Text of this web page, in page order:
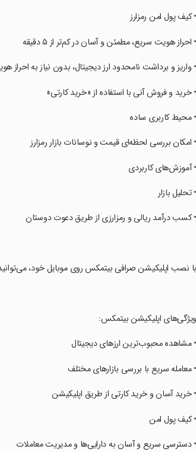
‏• کیف پول امن رمزارز
‏• احراز هویت سریع، مطمئن و آسان در کم‌تر از ۵ دقیقه
‏• واریز و برداشت نامحدود ارز دیجیتال، بدون نیاز به احراز
‏• خرید و فروش آنی با استفاده از «خرید کارتی»
‏• محیط کاربری ساده
‏• امکان بررسی لحظه‌ای قیمت و نوسانات بازار رمزارز
‏• آموزش‌های کاربردی
‏• تحلیل بازار
‏• کسب درآمد ریالی و رمزارزی از طریق دعوت دوستان
‏با نصب اپلیکیشن صرافی بیتمکس روی موبایل خود،
‏ویژگی‌های اپلیکیشن بیتمکس:
‏• مشاهده محبوب‌ترین ارزهای دیجیتال
‏• معامله سریع با بررسی بازارهای مختلف
‏• خرید آسان و خرید کارتی از طریق اپلیکیشن
‏• کیف پول امن
‏• دسترسی سریع و آسان به دارایی‌ها و مدیریت معاملات